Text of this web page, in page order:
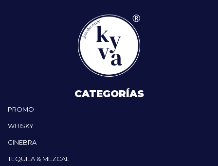
CATEGORÍAS
PROMO
WHISKY
GINEBRA
TEQUILA & MEZCAL